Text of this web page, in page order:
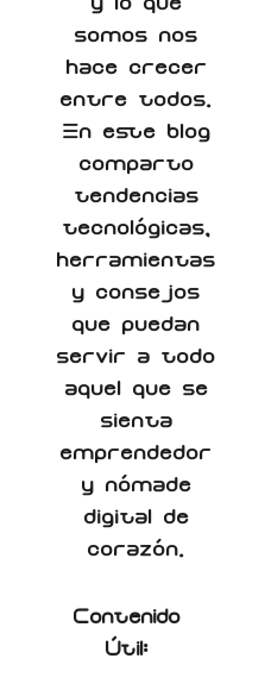
somos nos
hace crecer
entre todos.
En este blog
comparto
tendencias
tecnológicas,
herramientas
y consejos
que puedan
servir a todo
aquel que se
sienta
emprendedor
y nómade
digital de
corazón.
Contenido
Útil: